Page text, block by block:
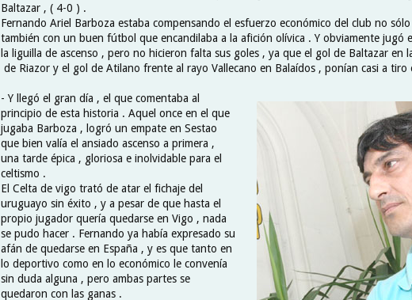
Baltazar , ( 4-0 ) .
Fernando Ariel Barboza estaba compensando el esfuerzo económico del club no
también con un buen fútbol que encandilaba a la afición olívica . Y obviamente jugó
la liguilla de ascenso , pero no hicieron falta sus goles , ya que el gol de Baltazar en
de Riazor y el gol de Atilano frente al rayo Vallecano en Balaídos , ponían casi a tiro
- Y llegó el gran día , el que comentaba al
principio de esta historia . Aquel once en el que
jugaba Barboza , logró un empate en Sestao
que bien valía el ansiado ascenso a primera ,
una tarde épica , gloriosa e inolvidable para el
celtismo .
El Celta de vigo trató de atar el fichaje del
uruguayo sin éxito , y a pesar de que hasta el
propio jugador quería quedarse en Vigo , nada
se pudo hacer . Fernando ya había expresado su
afán de quedarse en España , y es que tanto en
lo deportivo como en lo económico le convenía
sin duda alguna , pero ambas partes se
quedaron con las ganas .